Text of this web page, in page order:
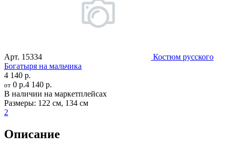
Арт. 15334
Костюм русского
Богатыря на мальчика
4 140 р.
от 0 р.4 140 р.
В наличии на маркетплейсах
Размеры: 122 см, 134 см
2
Описание